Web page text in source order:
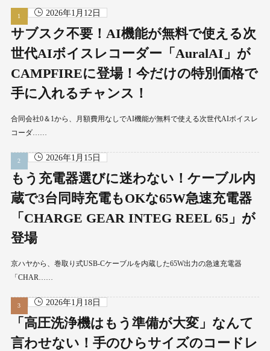
2026年1月12日
サブスク不要！AI機能が無料で使える次
世代AIボイスレコーダー「AuralAI」が
CAMPFIREに登場！今だけの特別価格で
手に入れるチャンス！
合同会社0＆1から、月額費用なしでAI機能が無料で使える次世代AIボイスレ
コーダ……
2026年1月15日
もう充電器選びに迷わない！ケーブル内
蔵で3台同時充電もOKな65W急速充電器
「CHARGE GEAR INTEG REEL 65」が
登場
京ハヤから、巻取り式USB-Cケーブルを内蔵した65W出力の急速充電器
「CHAR……
2026年1月18日
「高圧洗浄機はもう準備が大変」なんて
言わせない！手のひらサイズのコードレ